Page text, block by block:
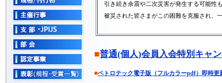
引き続き余震や二次災害が発生する可能性
被災された皆さまがこの困難を克服され、
■普通(個人)会員入会特別キャ
■ペトロテック電子版（フルカラーpdf）即時